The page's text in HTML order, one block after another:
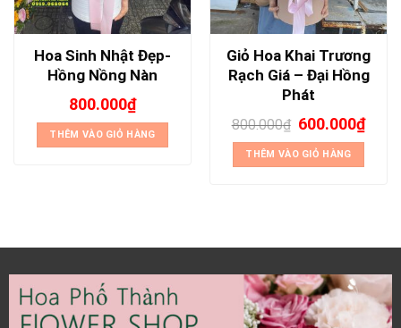
Hoa Sinh Nhật Đẹp-
Hồng Nồng Nàn
800.000₫
THÊM VÀO GIỎ HÀNG
Giỏ Hoa Khai Trương
Rạch Giá – Đại Hồng
Phát
800.000₫ 600.000₫
THÊM VÀO GIỎ HÀNG